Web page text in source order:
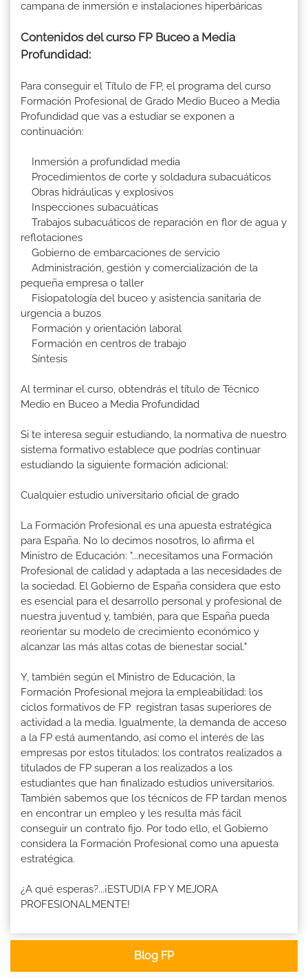
campana de inmersión e instalaciones hiperbáricas
Contenidos del curso FP Buceo a Media
Profundidad:
Para conseguir el Título de FP, el programa del curso
Formación Profesional de Grado Medio Buceo a Media
Profundidad que vas a estudiar se exponen a
continuación:
Inmersión a profundidad media
Procedimientos de corte y soldadura subacuáticos
Obras hidráulicas y explosivos
Inspecciones subacuáticas
Trabajos subacuáticos de reparación en flor de agua y
reflotaciones
Gobierno de embarcaciones de servicio
Administración, gestión y comercialización de la
pequeña empresa o taller
Fisiopatología del buceo y asistencia sanitaria de
urgencia a buzos
Formación y orientación laboral
Formación en centros de trabajo
Síntesis
Al terminar el curso, obtendrás el título de Técnico
Medio en Buceo a Media Profundidad
Si te interesa seguir estudiando, la normativa de nuestro
sistema formativo establece que podrías continuar
estudiando la siguiente formación adicional:
Cualquier estudio universitario oficial de grado
La Formación Profesional es una apuesta estratégica
para España. No lo decimos nosotros, lo afirma el
Ministro de Educación: "...necesitamos una Formación
Profesional de calidad y adaptada a las necesidades de
la sociedad. El Gobierno de España considera que esto
es esencial para el desarrollo personal y profesional de
nuestra juventud y, también, para que España pueda
reorientar su modelo de crecimiento económico y
alcanzar las más altas cotas de bienestar social."
Y, también según el Ministro de Educación, la
Formación Profesional mejora la empleabilidad: los
ciclos formativos de FP registran tasas superiores de
actividad a la media. Igualmente, la demanda de acceso
a la FP está aumentando, así como el interés de las
empresas por estos titulados: los contratos realizados a
titulados de FP superan a los realizados a los
estudiantes que han finalizado estudios universitarios.
También sabemos que los técnicos de FP tardan menos
en encontrar un empleo y les resulta más fácil
conseguir un contrato fijo. Por todo ello, el Gobierno
considera la Formación Profesional como una apuesta
estratégica.
¿A qué esperas?...¡ESTUDIA FP Y MEJORA
PROFESIONALMENTE!
Blog FP